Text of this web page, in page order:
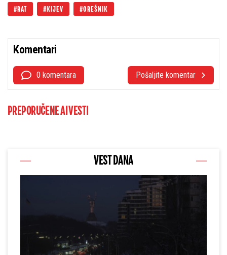
RAT KIJEV OREŠNIK
Komentari
0 komentara Pošaljite komentar
PREPORUČENE AI VESTI
VEST DANA